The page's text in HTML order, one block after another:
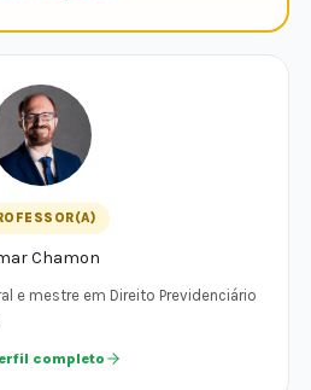
Chamon
e mestre em Direito Previdenciário
completo